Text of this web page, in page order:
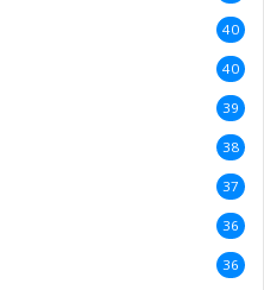
40
40
39
38
37
36
36